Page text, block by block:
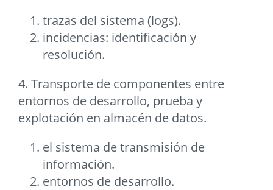
trazas del sistema (logs).
incidencias: identificación y
resolución.
4. Transporte de componentes entre
entornos de desarrollo, prueba y
explotación en almacén de datos.
el sistema de transmisión de
información.
entornos de desarrollo.